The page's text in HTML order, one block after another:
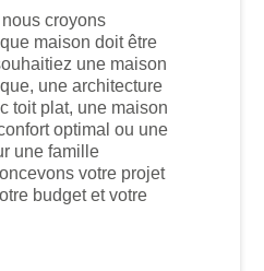
croyons
maison doit être
une maison
une architecture
toit plat, une maison
optimal ou une
une famille
votre projet
budget et votre